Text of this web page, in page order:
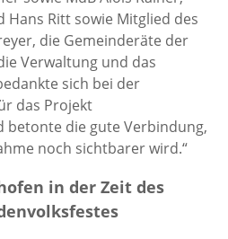
Hans Ritt sowie Mitglied des
die Gemeinderäte der
Verwaltung und das
sich bei der
das Projekt
betonte die gute Verbindung,
noch sichtbarer wird.“
in der Zeit des